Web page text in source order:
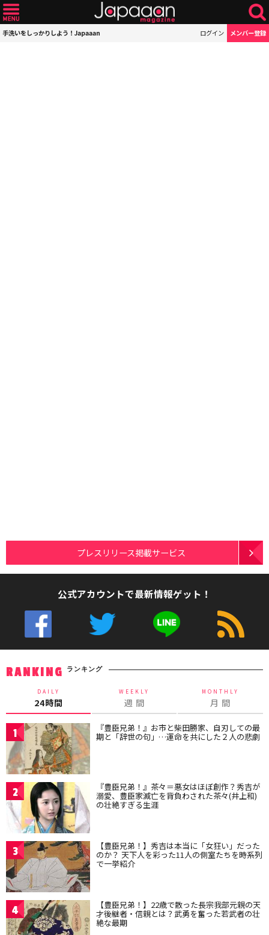
手洗いをしっかりしよう！Japaaan ログイン メンバー登録
プレスリリース掲載サービス
公式アカウントで最新情報ゲット！
RANKING ランキング
DAILY
24時間
WEEKLY
週 間
MONTHLY
月 間
1 『豊臣兄弟！』お市と柴田勝家、自刃しての最
期と「辞世の句」…運命を共にした２人の悲劇
2 『豊臣兄弟！』茶々＝悪女はほぼ創作？秀吉が
溺愛、豊臣家滅亡を背負わされた茶々(井上和)
の壮絶すぎる生涯
3 【豊臣兄弟！】秀吉は本当に「女狂い」だった
のか？ 天下人を彩った11人の側室たちを時系列
で一挙紹介
4 【豊臣兄弟！】22歳で散った長宗我部元親の天
才後継者・信親とは？武勇を奮った若武者の壮
絶な最期